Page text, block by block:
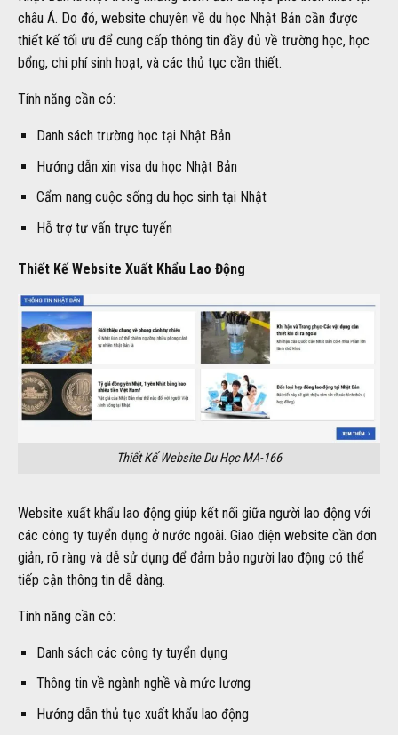
châu Á. Do đó, website chuyên về du học Nhật Bản cần được
thiết kế tối ưu để cung cấp thông tin đầy đủ về trường học, học
bổng, chi phí sinh hoạt, và các thủ tục cần thiết.
Tính năng cần có:
Danh sách trường học tại Nhật Bản
Hướng dẫn xin visa du học Nhật Bản
Cẩm nang cuộc sống du học sinh tại Nhật
Hỗ trợ tư vấn trực tuyến
Thiết Kế Website Xuất Khẩu Lao Động
Thiết Kế Website Du Học MA-166
Website xuất khẩu lao động giúp kết nối giữa người lao động với
các công ty tuyển dụng ở nước ngoài. Giao diện website cần đơn
giản, rõ ràng và dễ sử dụng để đảm bảo người lao động có thể
tiếp cận thông tin dễ dàng.
Tính năng cần có:
Danh sách các công ty tuyển dụng
Thông tin về ngành nghề và mức lương
Hướng dẫn thủ tục xuất khẩu lao động